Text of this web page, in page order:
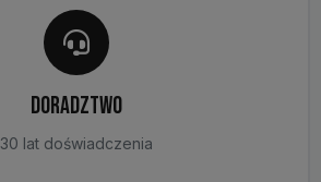
DORADZTWO
30 lat doświadczenia